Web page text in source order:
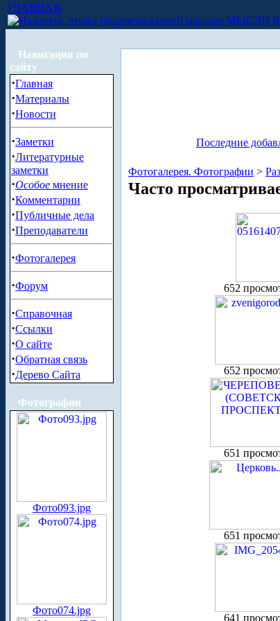
ГЛАВНАЯ
МЫСЛИ
Навигация по
сайту
·Главная
·Материалы
·Новости
·Заметки
·Литературные
заметки
·Особое мнение
·Комментарии
·Публичные дела
·Преподаватели
·Фотогалерея
·Форум
·Справочная
·Ссылки
·О сайте
·Обратная связь
·Дерево Сайта
Фотографии
Фото093.jpg
Фото074.jpg
Последние
Фотогалерея. Фотографии >
Часто
652
652
651
651
641